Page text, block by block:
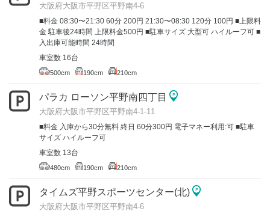
大阪府大阪市平野区平野南4-6
■料金 08:30〜21:30 60分 200円 21:30〜08:30 120分 100円 ■上限料
金 駐車後24時間 上限料金500円 ■駐車サイズ 大型可 ハイルーフ可 ■
入出庫可能時間 24時間
車室数 16台
500cm 190cm 210cm
パラカ ローソン平野南四丁目
大阪府大阪市平野区平野南4-1-11
■料金 入庫から30分無料 終日 60分300円 電子マネー利用:可 ■駐車
サイズ ハイルーフ可
車室数 13台
480cm 190cm 210cm
タイムズ平野スポーツセンター(北)
大阪府大阪市平野区平野南4-6